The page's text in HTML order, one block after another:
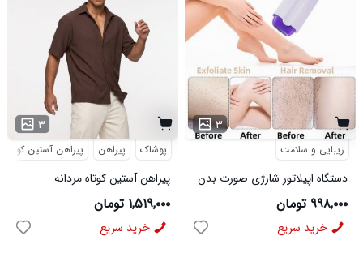
۳
پوشاک پیراهن پیراهن آستین کوتاه
پیراهن آستین کوتاه مردانه
مراکشی ساده پنبه پلی استر قهوه
ای مدل 50935
۱,۵۱۹,۰۰۰ تومان
خرید سریع
۳
زیبایی و سلامت
دستگاه اپیلاتور شارژی صورت بدن
۹۹۸,۰۰۰ تومان
خرید سریع